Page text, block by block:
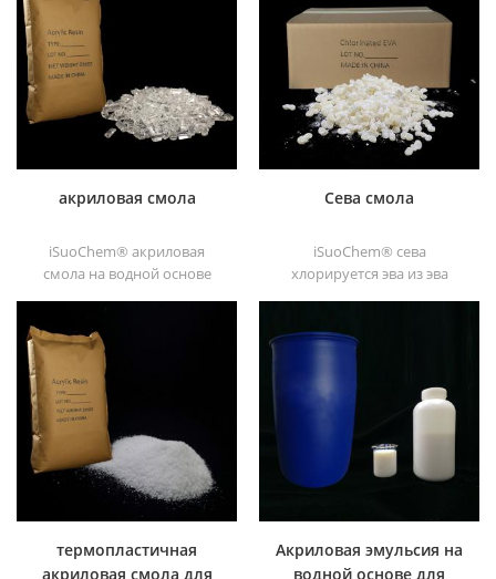
акриловая смола
iSuoChem® акриловая
смола на водной основе
абразивостойкость,
хорошая растворимость,
высокая прозрачность,
хорошая печатность и
хорошая транзитивность.
Сева смола
iSuoChem® сева
хлорируется эва из эва
органическом
толуол, сложный эфир и т. д.
термопластичная
акриловая смола для
Акриловая эмульсия на
водной основе для